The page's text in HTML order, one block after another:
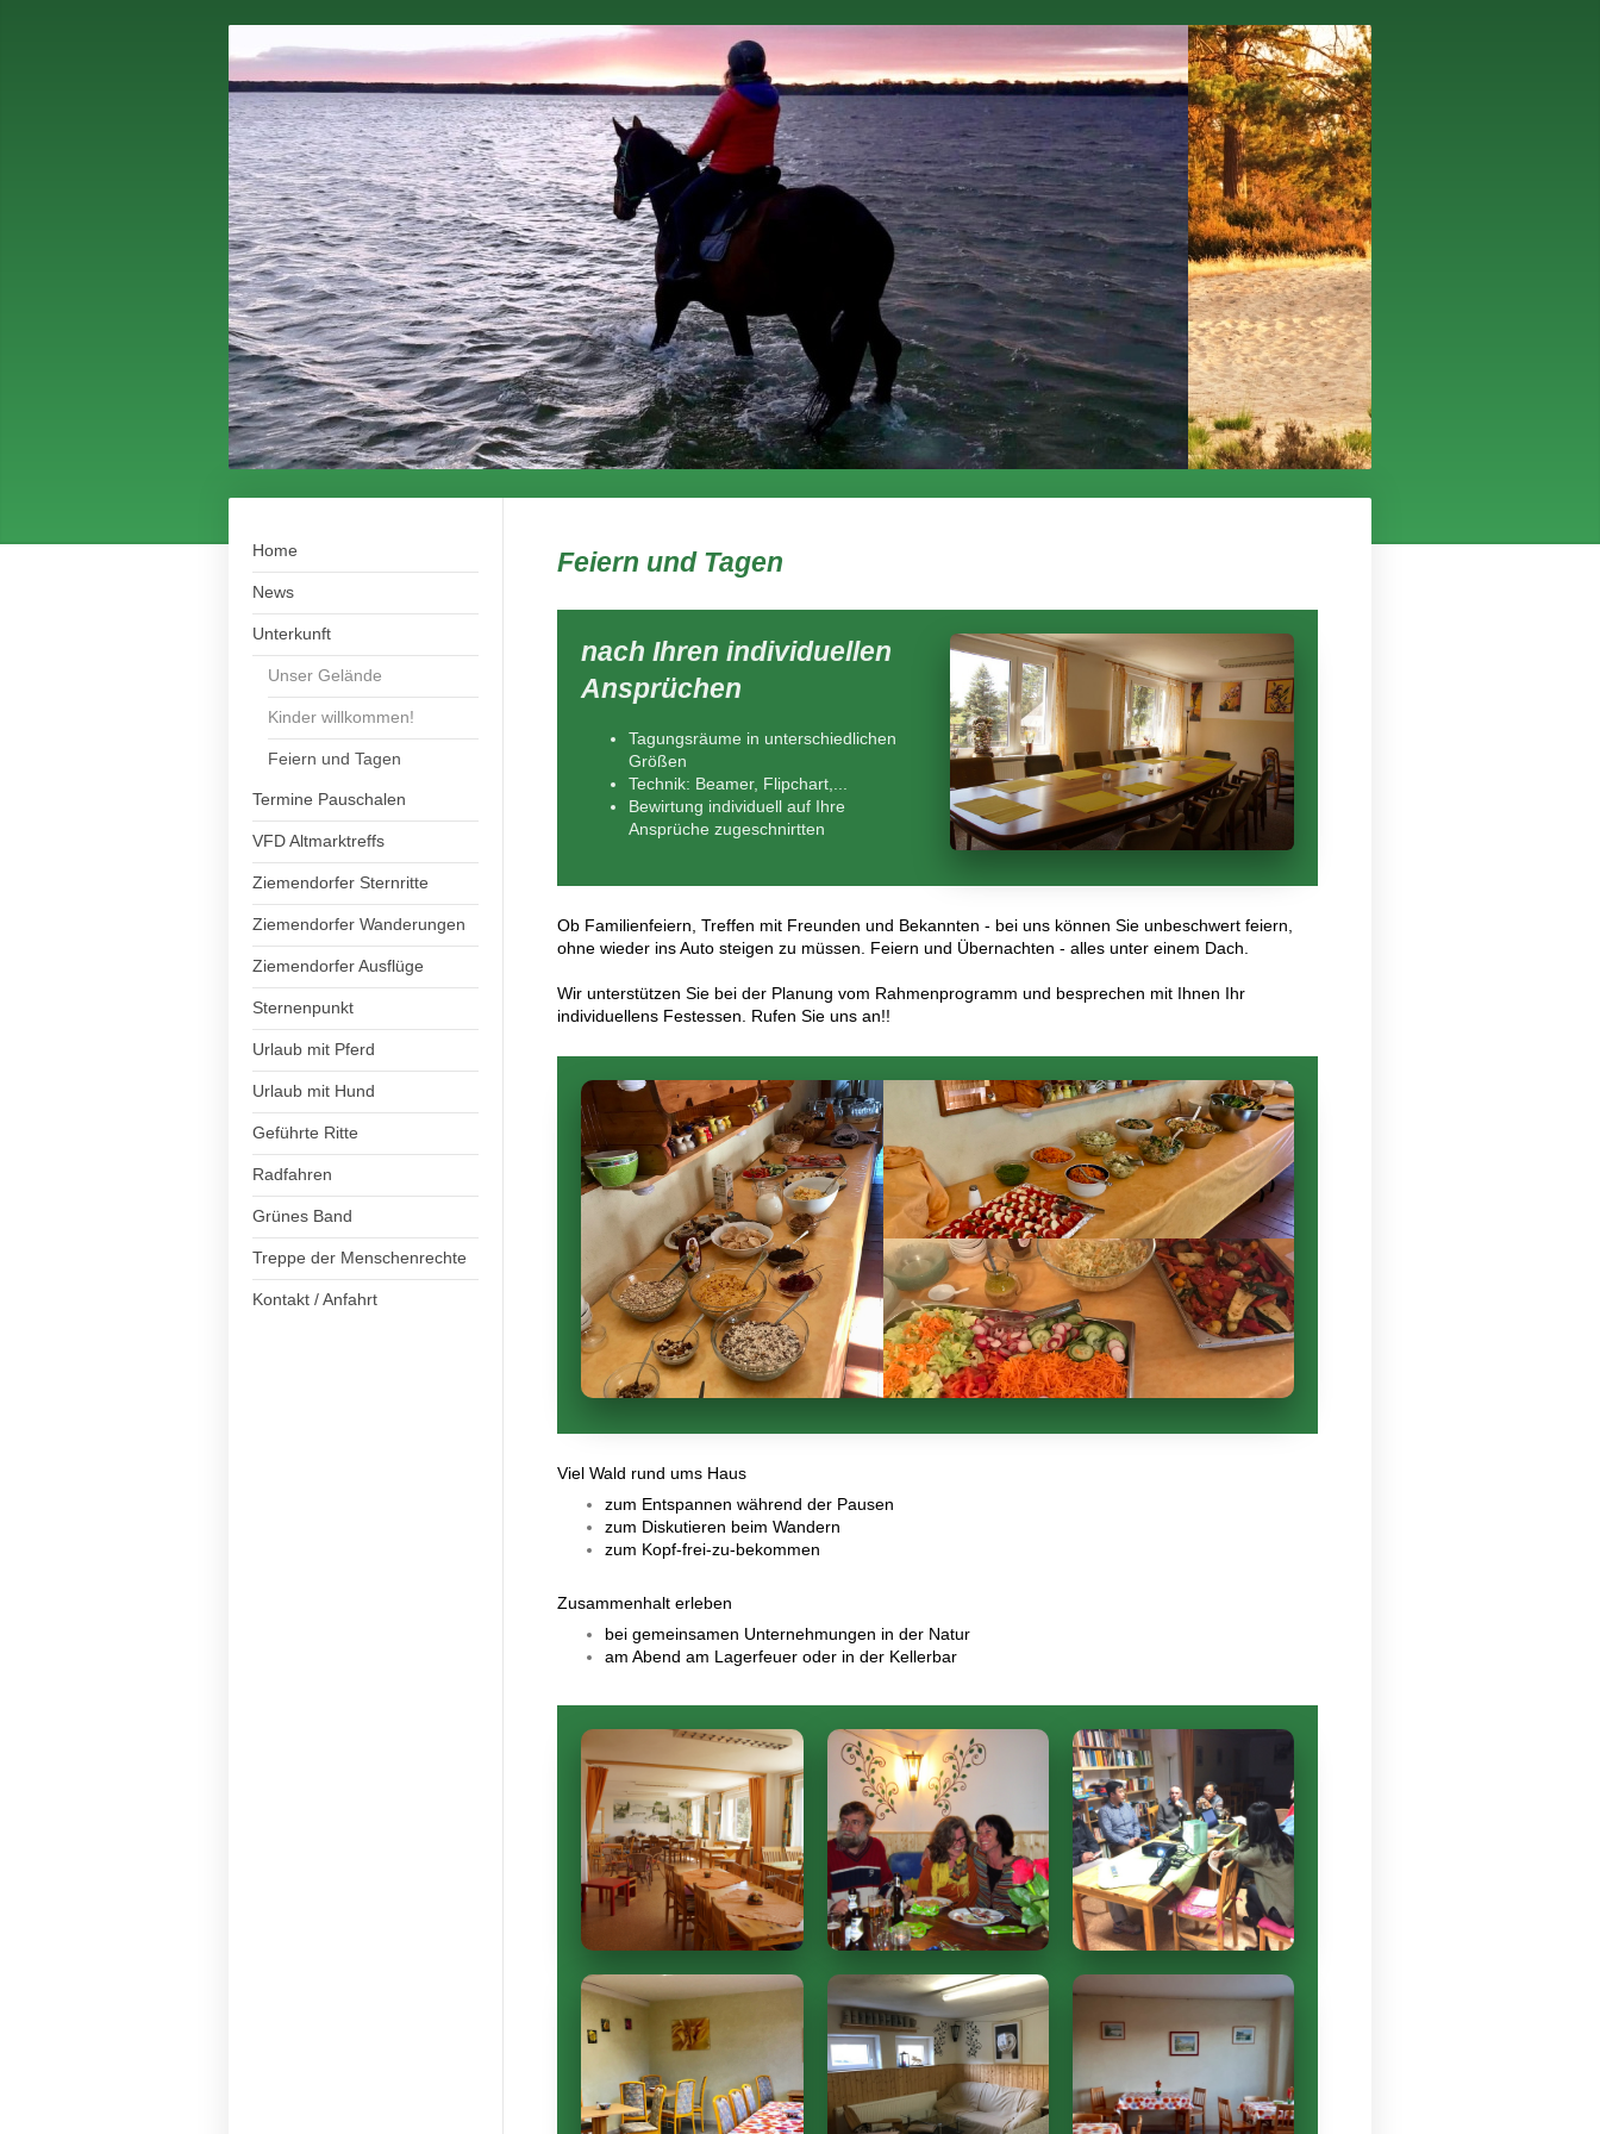
Home
News
Unterkunft
Unser Gelände
Kinder willkommen!
Feiern und Tagen
Termine Pauschalen
VFD Altmarktreffs
Ziemendorfer Sternritte
Ziemendorfer Wanderungen
Ziemendorfer Ausflüge
Sternenpunkt
Urlaub mit Pferd
Urlaub mit Hund
Geführte Ritte
Radfahren
Grünes Band
Treppe der Menschenrechte
Kontakt / Anfahrt
Feiern und Tagen
nach Ihren individuellen
Ansprüchen
Tagungsräume in unterschiedlichen
Größen
Technik: Beamer, Flipchart,...
Bewirtung individuell auf Ihre
Ansprüche zugeschnirtten
Ob Familienfeiern, Treffen mit Freunden und Bekannten - bei uns können Sie unbeschwert feiern,
ohne wieder ins Auto steigen zu müssen. Feiern und Übernachten - alles unter einem Dach.
Wir unterstützen Sie bei der Planung vom Rahmenprogramm und besprechen mit Ihnen Ihr
individuellens Festessen. Rufen Sie uns an!!
Viel Wald rund ums Haus
zum Entspannen während der Pausen
zum Diskutieren beim Wandern
zum Kopf-frei-zu-bekommen
Zusammenhalt erleben
bei gemeinsamen Unternehmungen in der Natur
am Abend am Lagerfeuer oder in der Kellerbar